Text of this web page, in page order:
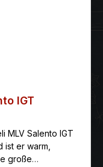
IGT
MLV Salento IGT
ist er warm,
große